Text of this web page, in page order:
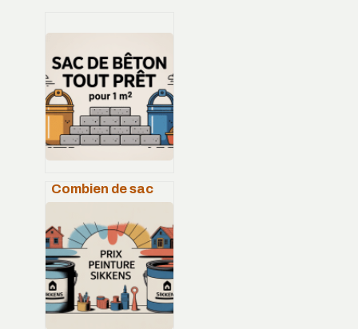
Combien de sac
pour 1 m2 : le
calcul simple